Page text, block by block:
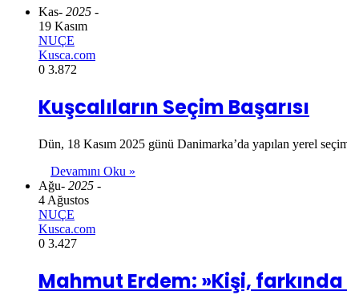
Kas- 2025 -
19 Kasım
NUÇE
Kusca.com
0 3.872
Kuşcalıların Seçim Başarısı
Dün, 18 Kasım 2025 günü Danimarka’da yapılan yerel
Devamını Oku »
Ağu- 2025 -
4 Ağustos
NUÇE
Kusca.com
0 3.427
Mahmut Erdem: »Kişi,